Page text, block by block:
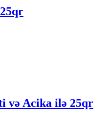
və Acika ilə 25qr